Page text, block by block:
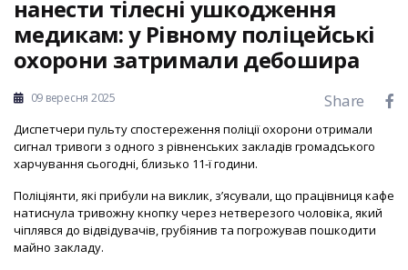
нанести тілесні ушкодження
медикам: у Рівному поліцейські
охорони затримали дебошира
09 вересня 2025 Share
Диспетчери пульту спостереження поліції охорони отримали
сигнал тривоги з одного з рівненських закладів громадського
харчування сьогодні, близько 11-ї години.
Поліціянти, які прибули на виклик, з’ясували, що працівниця кафе
натиснула тривожну кнопку через нетверезого чоловіка, який
чіплявся до відвідувачів, грубіянив та погрожував пошкодити
майно закладу.